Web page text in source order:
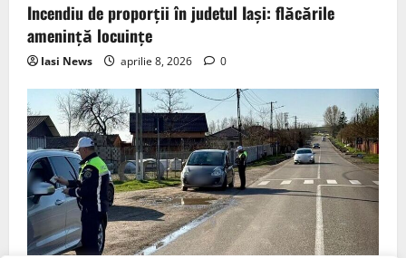
Incendiu de proporții în judetul Iași: flăcările
amenință locuințe
Iasi News aprilie 8, 2026 0